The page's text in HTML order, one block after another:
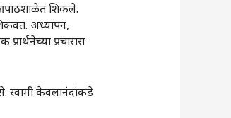
शिकले.
अध्यापन,
प्रचारास
स्वामी केवलानंदांकडे